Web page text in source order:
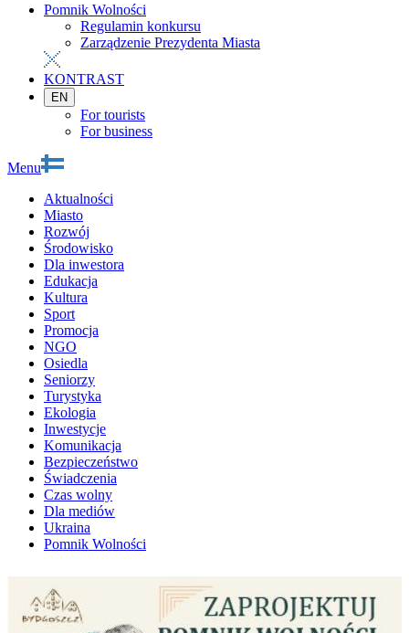
Pomnik Wolności
Regulamin konkursu
Zarządzenie Prezydenta Miasta
KONTRAST
EN
For tourists
For business
Menu
Aktualności
Miasto
Rozwój
Środowisko
Dla inwestora
Edukacja
Kultura
Sport
Promocja
NGO
Osiedla
Seniorzy
Turystyka
Ekologia
Inwestycje
Komunikacja
Bezpieczeństwo
Świadczenia
Czas wolny
Dla mediów
Ukraina
Pomnik Wolności